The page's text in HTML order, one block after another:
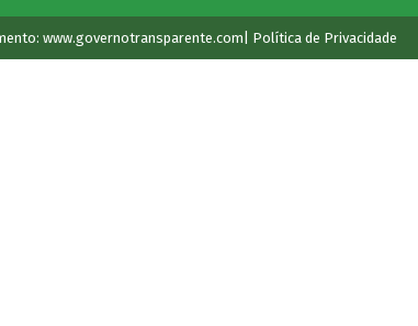
www.governotransparente.com | Política de Privacidade